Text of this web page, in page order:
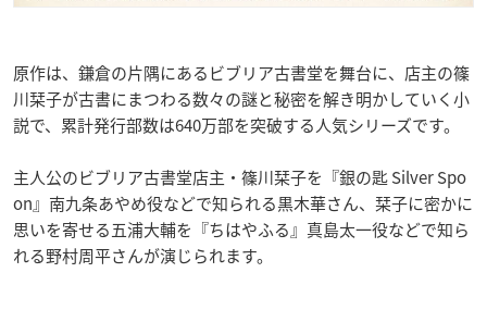
原作は、鎌倉の片隅にあるビブリア古書堂を舞台に、店主の篠
川栞子が古書にまつわる数々の謎と秘密を解き明かしていく小
説で、累計発行部数は640万部を突破する人気シリーズです。
主人公のビブリア古書堂店主・篠川栞子を『銀の匙 Silver Spo
on』南九条あやめ役などで知られる黒木華さん、栞子に密かに
思いを寄せる五浦大輔を『ちはやふる』真島太一役などで知ら
れる野村周平さんが演じられます。